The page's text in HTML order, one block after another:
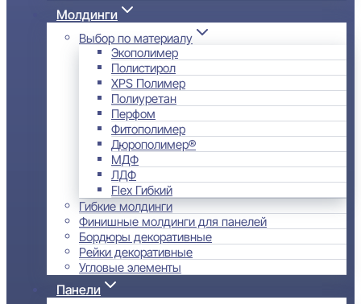
Молдинги
Выбор по материалу
Экополимер
Полистирол
XPS Полимер
Полиуретан
Перфом
Фитополимер
Дюрополимер®
МДФ
ЛДФ
Flex Гибкий
Гибкие молдинги
Финишные молдинги для панелей
Бордюры декоративные
Рейки декоративные
Угловые элементы
Панели